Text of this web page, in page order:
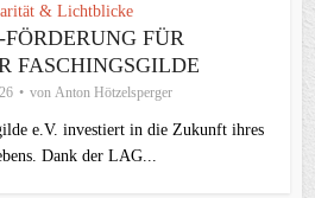
& Lichtblicke
FÜR
FASCHINGSGILDE
von Anton Hötzelsperger
e.V. investiert in die Zukunft ihres
Dank der LAG...